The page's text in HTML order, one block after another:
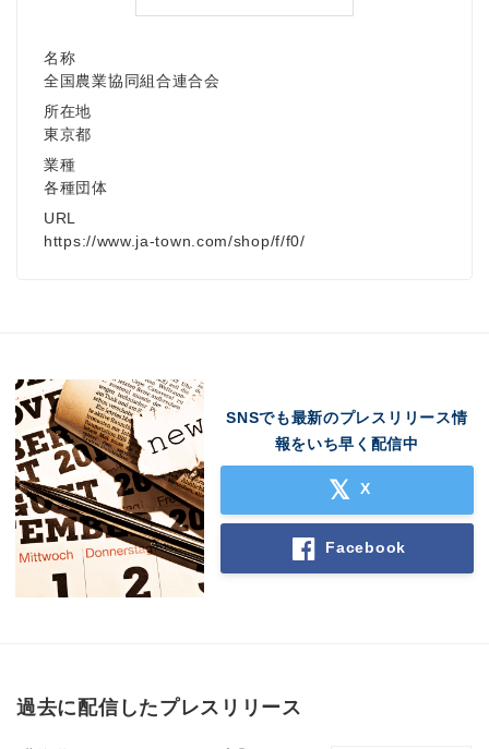
名称
全国農業協同組合連合会
所在地
東京都
業種
各種団体
URL
https://www.ja-town.com/shop/f/f0/
SNSでも最新のプレスリリース情
報をいち早く配信中
X
Facebook
過去に配信したプレスリリース